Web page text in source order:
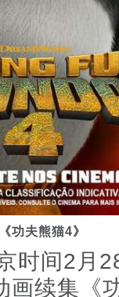
《功夫熊猫4》
间2月
画续集《